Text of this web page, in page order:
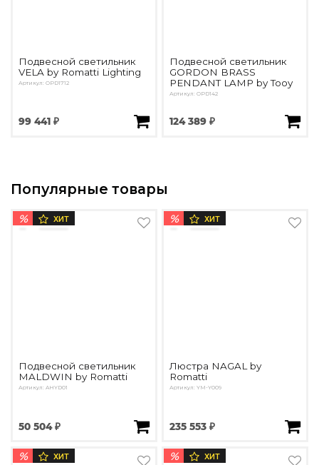
Подвесной светильник
VELA by Romatti Lighting
Артикул: OPD1712
99 441 ₽
Подвесной светильник
GORDON BRASS
PENDANT LAMP by Tooy
Артикул: OPD142
124 389 ₽
Популярные товары
% ХИТ
Подвесной светильник
MALDWIN by Romatti
Артикул: AHYD01
50 504 ₽
% ХИТ
Люстра NAGAL by
Romatti
Артикул: YM-Y009
235 553 ₽
% ХИТ % ХИТ